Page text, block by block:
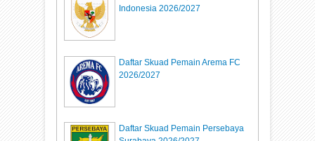
Indonesia 2026/2027
Daftar Skuad Pemain Arema FC
2026/2027
Daftar Skuad Pemain Persebaya